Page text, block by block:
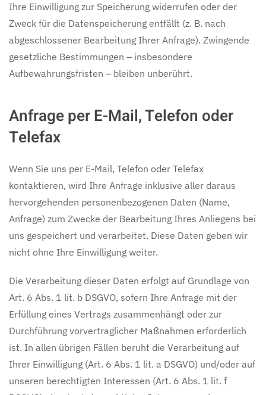
Ihre Einwilligung zur Speicherung widerrufen oder der
Zweck für die Datenspeicherung entfällt (z. B. nach
abgeschlossener Bearbeitung Ihrer Anfrage). Zwingende
gesetzliche Bestimmungen – insbesondere
Aufbewahrungsfristen – bleiben unberührt.
Anfrage per E-Mail, Telefon oder
Telefax
Wenn Sie uns per E-Mail, Telefon oder Telefax
kontaktieren, wird Ihre Anfrage inklusive aller daraus
hervorgehenden personenbezogenen Daten (Name,
Anfrage) zum Zwecke der Bearbeitung Ihres Anliegens bei
uns gespeichert und verarbeitet. Diese Daten geben wir
nicht ohne Ihre Einwilligung weiter.
Die Verarbeitung dieser Daten erfolgt auf Grundlage von
Art. 6 Abs. 1 lit. b DSGVO, sofern Ihre Anfrage mit der
Erfüllung eines Vertrags zusammenhängt oder zur
Durchführung vorvertraglicher Maßnahmen erforderlich
ist. In allen übrigen Fällen beruht die Verarbeitung auf
Ihrer Einwilligung (Art. 6 Abs. 1 lit. a DSGVO) und/oder auf
unseren berechtigten Interessen (Art. 6 Abs. 1 lit. f